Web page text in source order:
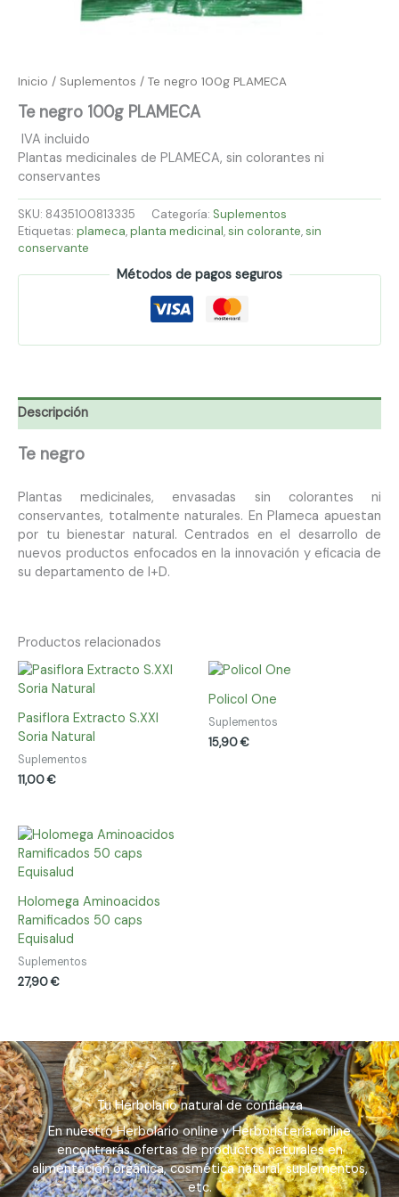
Inicio / Suplementos / Te negro 100g PLAMECA
Te negro 100g PLAMECA
IVA incluido
Plantas medicinales de PLAMECA, sin colorantes ni
conservantes
SKU: 8435100813335 Categoría: Suplementos
Etiquetas: plameca,planta medicinal,sin colorante,sin
conservante
Métodos de pagos seguros
Descripción
Te negro
Plantas medicinales, envasadas sin colorantes ni
conservantes, totalmente naturales. En Plameca apuestan
por tu bienestar natural. Centrados en el desarrollo de
nuevos productos enfocados en la innovación y eficacia de
su departamento de I+D.
Productos relacionados
Pasiflora Extracto S.XXI
Soria Natural
Suplementos
11,00€
Policol One
Suplementos
15,90€
Holomega Aminoacidos
Ramificados 50 caps
Equisalud
Suplementos
27,90€
Tu Herbolario natural de confianza
En nuestro Herbolario online y Herboristería online
encontrarás ofertas de productos naturales en
alimentación orgánica, cosmética natural, suplementos,
etc.